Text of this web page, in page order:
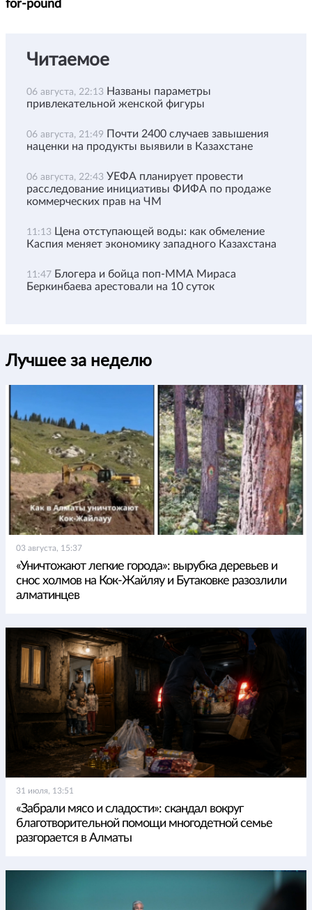
for-pound
Читаемое
06 августа, 22:13 Названы параметры
привлекательной женской фигуры
06 августа, 21:49 Почти 2400 случаев завышения
наценки на продукты выявили в Казахстане
06 августа, 22:43 УЕФА планирует провести
расследование инициативы ФИФА по продаже
коммерческих прав на ЧМ
11:13 Цена отступающей воды: как обмеление
Каспия меняет экономику западного Казахстана
11:47 Блогера и бойца поп-ММА Мираса
Беркинбаева арестовали на 10 суток
Лучшее за неделю
03 августа, 15:37
«Уничтожают легкие города»: вырубка деревьев и
снос холмов на Кок-Жайляу и Бутаковке разозлили
алматинцев
31 июля, 13:51
«Забрали мясо и сладости»: скандал вокруг
благотворительной помощи многодетной семье
разгорается в Алматы